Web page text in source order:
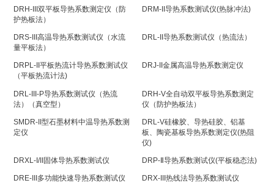
DRH-III双平板导热系数测定仪（防
护热板法）
DRM-II导热系数测试仪(热脉冲法)
DRS-III高温导热系数测试仪（水流
量平板法）
DRL-II导热系数测试仪（热流法）
DRPL-II平板热流计导热系数测试仪
（平板热流计法)
DRJ-II金属高温导热系数测定仪
DRL-III-P导热系数测试仪（热流
法）（真空型）
DRH-V全自动双平板导热系数测定
仪（防护热板法）
SMDR-II型石墨材料中温导热系数测
定仪
DRL-V硅橡胶、导热硅胶、铝基
板、陶瓷基板导热系数测定仪(热阻
仪)
DRXL-I/II固体导热系数测试仪 DRP-Ⅱ导热系数测试仪(平板稳态法)
DRE-III多功能快速导热系数测试仪
DRX-III热线法导热系数测试仪